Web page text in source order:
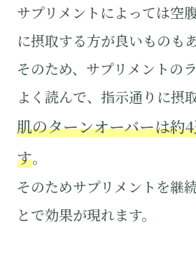
サプリメントによっては空
に摂取する方が良いものもあ
そのため、サプリメントの
よく読んで、指示通りに摂
肌のターンオーバーは約
す。
そのためサプリメントを継
とで効果が現れます。